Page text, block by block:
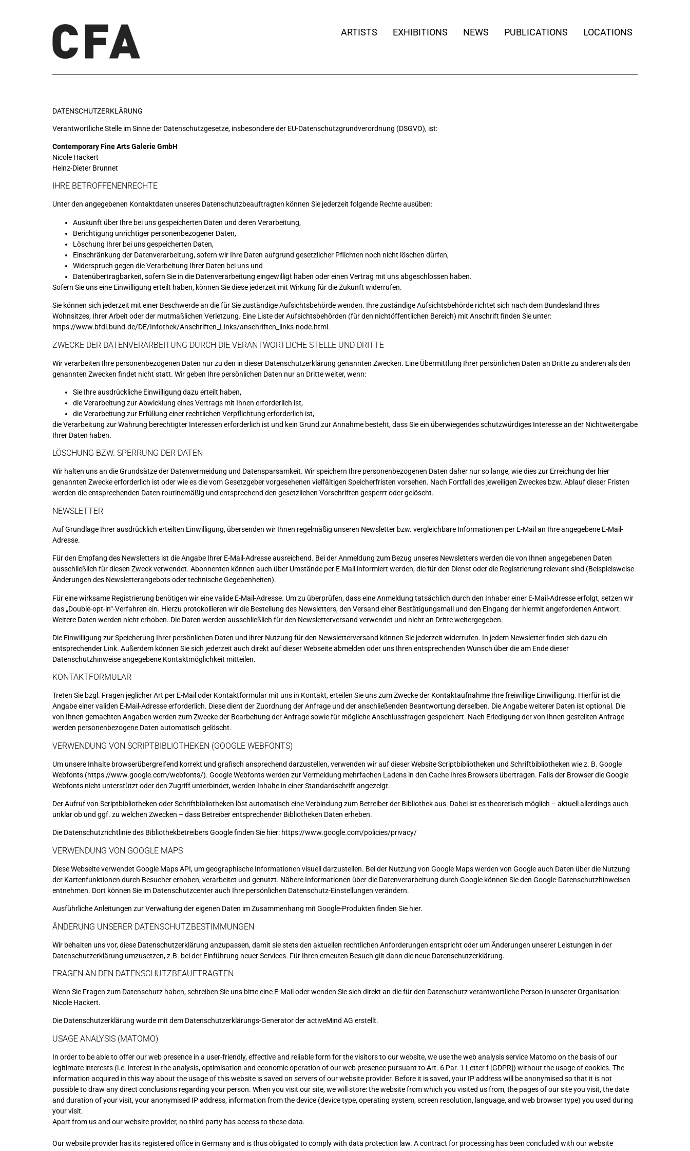
ARTISTS EXHIBITIONS NEWS PUBLICATIONS LOCATIONS
DATENSCHUTZERKLÄRUNG
Verantwortliche Stelle im Sinne der Datenschutzgesetze, insbesondere der EU-Datenschutzgrundverordnung (DSGVO), ist:
Contemporary Fine Arts Galerie GmbH
Nicole Hackert
Heinz-Dieter Brunnet
IHRE BETROFFENENRECHTE
Unter den angegebenen Kontaktdaten unseres Datenschutzbeauftragten können Sie jederzeit folgende Rechte ausüben:
Auskunft über Ihre bei uns gespeicherten Daten und deren Verarbeitung,
Berichtigung unrichtiger personenbezogener Daten,
Löschung Ihrer bei uns gespeicherten Daten,
Einschränkung der Datenverarbeitung, sofern wir Ihre Daten aufgrund gesetzlicher Pflichten noch nicht löschen dürfen,
Widerspruch gegen die Verarbeitung Ihrer Daten bei uns und
Datenübertragbarkeit, sofern Sie in die Datenverarbeitung eingewilligt haben oder einen Vertrag mit uns abgeschlossen haben.
Sofern Sie uns eine Einwilligung erteilt haben, können Sie diese jederzeit mit Wirkung für die Zukunft widerrufen.
Sie können sich jederzeit mit einer Beschwerde an die für Sie zuständige Aufsichtsbehörde wenden. Ihre zuständige Aufsichtsbehörde richtet sich nach dem Bundesland Ihres
Wohnsitzes, Ihrer Arbeit oder der mutmaßlichen Verletzung. Eine Liste der Aufsichtsbehörden (für den nichtöffentlichen Bereich) mit Anschrift finden Sie unter:
https://www.bfdi.bund.de/DE/Infothek/Anschriften_Links/anschriften_links-node.html .
ZWECKE DER DATENVERARBEITUNG DURCH DIE VERANTWORTLICHE STELLE UND DRITTE
Wir verarbeiten Ihre personenbezogenen Daten nur zu den in dieser Datenschutzerklärung genannten Zwecken. Eine Übermittlung Ihrer persönlichen Daten an Dritte zu anderen als den
genannten Zwecken findet nicht statt. Wir geben Ihre persönlichen Daten nur an Dritte weiter, wenn:
Sie Ihre ausdrückliche Einwilligung dazu erteilt haben,
die Verarbeitung zur Abwicklung eines Vertrags mit Ihnen erforderlich ist,
die Verarbeitung zur Erfüllung einer rechtlichen Verpflichtung erforderlich ist,
die Verarbeitung zur Wahrung berechtigter Interessen erforderlich ist und kein Grund zur Annahme besteht, dass Sie ein überwiegendes schutzwürdiges Interesse an der Nichtweitergabe
Ihrer Daten haben.
LÖSCHUNG BZW. SPERRUNG DER DATEN
Wir halten uns an die Grundsätze der Datenvermeidung und Datensparsamkeit. Wir speichern Ihre personenbezogenen Daten daher nur so lange, wie dies zur Erreichung der hier
genannten Zwecke erforderlich ist oder wie es die vom Gesetzgeber vorgesehenen vielfältigen Speicherfristen vorsehen. Nach Fortfall des jeweiligen Zweckes bzw. Ablauf dieser Fristen
werden die entsprechenden Daten routinemäßig und entsprechend den gesetzlichen Vorschriften gesperrt oder gelöscht.
NEWSLETTER
Auf Grundlage Ihrer ausdrücklich erteilten Einwilligung, übersenden wir Ihnen regelmäßig unseren Newsletter bzw. vergleichbare Informationen per E-Mail an Ihre angegebene E-Mail-
Adresse.
Für den Empfang des Newsletters ist die Angabe Ihrer E-Mail-Adresse ausreichend. Bei der Anmeldung zum Bezug unseres Newsletters werden die von Ihnen angegebenen Daten
ausschließlich für diesen Zweck verwendet. Abonnenten können auch über Umstände per E-Mail informiert werden, die für den Dienst oder die Registrierung relevant sind (Beispielsweise
Änderungen des Newsletterangebots oder technische Gegebenheiten).
Für eine wirksame Registrierung benötigen wir eine valide E-Mail-Adresse. Um zu überprüfen, dass eine Anmeldung tatsächlich durch den Inhaber einer E-Mail-Adresse erfolgt, setzen wir
das „Double-opt-in“-Verfahren ein. Hierzu protokollieren wir die Bestellung des Newsletters, den Versand einer Bestätigungsmail und den Eingang der hiermit angeforderten Antwort.
Weitere Daten werden nicht erhoben. Die Daten werden ausschließlich für den Newsletterversand verwendet und nicht an Dritte weitergegeben.
Die Einwilligung zur Speicherung Ihrer persönlichen Daten und ihrer Nutzung für den Newsletterversand können Sie jederzeit widerrufen. In jedem Newsletter findet sich dazu ein
entsprechender Link. Außerdem können Sie sich jederzeit auch direkt auf dieser Webseite abmelden oder uns Ihren entsprechenden Wunsch über die am Ende dieser
Datenschutzhinweise angegebene Kontaktmöglichkeit mitteilen.
KONTAKTFORMULAR
Treten Sie bzgl. Fragen jeglicher Art per E-Mail oder Kontaktformular mit uns in Kontakt, erteilen Sie uns zum Zwecke der Kontaktaufnahme Ihre freiwillige Einwilligung. Hierfür ist die
Angabe einer validen E-Mail-Adresse erforderlich. Diese dient der Zuordnung der Anfrage und der anschließenden Beantwortung derselben. Die Angabe weiterer Daten ist optional. Die
von Ihnen gemachten Angaben werden zum Zwecke der Bearbeitung der Anfrage sowie für mögliche Anschlussfragen gespeichert. Nach Erledigung der von Ihnen gestellten Anfrage
werden personenbezogene Daten automatisch gelöscht.
VERWENDUNG VON SCRIPTBIBLIOTHEKEN (GOOGLE WEBFONTS)
Um unsere Inhalte browserübergreifend korrekt und grafisch ansprechend darzustellen, verwenden wir auf dieser Website Scriptbibliotheken und Schriftbibliotheken wie z. B. Google
Webfonts (https://www.google.com/webfonts/). Google Webfonts werden zur Vermeidung mehrfachen Ladens in den Cache Ihres Browsers übertragen. Falls der Browser die Google
Webfonts nicht unterstützt oder den Zugriff unterbindet, werden Inhalte in einer Standardschrift angezeigt.
Der Aufruf von Scriptbibliotheken oder Schriftbibliotheken löst automatisch eine Verbindung zum Betreiber der Bibliothek aus. Dabei ist es theoretisch möglich – aktuell allerdings auch
unklar ob und ggf. zu welchen Zwecken – dass Betreiber entsprechender Bibliotheken Daten erheben.
Die Datenschutzrichtlinie des Bibliothekbetreibers Google finden Sie hier: https://www.google.com/policies/privacy/
VERWENDUNG VON GOOGLE MAPS
Diese Webseite verwendet Google Maps API, um geographische Informationen visuell darzustellen. Bei der Nutzung von Google Maps werden von Google auch Daten über die Nutzung
der Kartenfunktionen durch Besucher erhoben, verarbeitet und genutzt. Nähere Informationen über die Datenverarbeitung durch Google können Sieden Google-Datenschutzhinweisen
entnehmen. Dort können Sie im Datenschutzcenter auch Ihre persönlichen Datenschutz-Einstellungen verändern.
Ausführliche Anleitungen zur Verwaltung der eigenen Daten im Zusammenhang mit Google-Produkten finden Sie hier.
ÄNDERUNG UNSERER DATENSCHUTZBESTIMMUNGEN
Wir behalten uns vor, diese Datenschutzerklärung anzupassen, damit sie stets den aktuellen rechtlichen Anforderungen entspricht oder um Änderungen unserer Leistungen in der
Datenschutzerklärung umzusetzen, z.B. bei der Einführung neuer Services. Für Ihren erneuten Besuch gilt dann die neue Datenschutzerklärung.
FRAGEN AN DEN DATENSCHUTZBEAUFTRAGTEN
Wenn Sie Fragen zum Datenschutz haben, schreiben Sie uns bitte eine E-Mail oder wenden Sie sich direkt an die für den Datenschutz verantwortliche Person in unserer Organisation:
Nicole Hackert.
Die Datenschutzerklärung wurde mit dem Datenschutzerklärungs-Generator der activeMind AG erstellt.
USAGE ANALYSIS (MATOMO)
In order to be able to offer our web presence in a user-friendly, effective and reliable form for the visitors to our website, we use the web analysis service Matomo on the basis of our
legitimate interests (i.e. interest in the analysis, optimisation and economic operation of our web presence pursuant to Art. 6 Par. 1 Letter f [GDPR]) without the usage of cookies. The
information acquired in this way about the usage of this website is saved on servers of our website provider. Before it is saved, your IP address will be anonymised so that it is not
possible to draw any direct conclusions regarding your person. When you visit our site, we will store: the website from which you visited us from, the pages of our site you visit, the date
and duration of your visit, your anonymised IP address, information from the device (device type, operating system, screen resolution, language, and web browser type) you used during
your visit.
Apart from us and our website provider, no third party has access to these data.
Our website provider has its registered office in Germany and is thus obligated to comply with data protection law. A contract for processing has been concluded with our website